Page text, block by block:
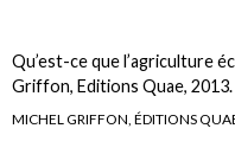
Qu’est-ce que l’agriculture
Griffon, Editions Quae, 2013.
MICHEL GRIFFON, ÉDITIONS